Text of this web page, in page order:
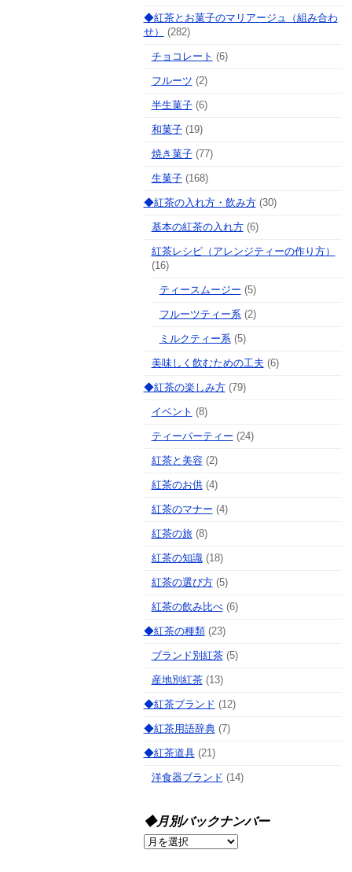
◆紅茶とお菓子のマリアージュ（組み合わ
せ）
(282)
チョコレート (6)
フルーツ (2)
半生菓子(6)
和菓子(19)
焼き菓子(77)
生菓子(168)
◆紅茶の入れ方・飲み方(30)
基本の紅茶の入れ方(6)
紅茶レシピ（アレンジティーの作り方）
(16)
ティースムージー (5)
フルーツティー系 (2)
ミルクティー系 (5)
美味しく飲むための工夫 (6)
◆紅茶の楽しみ方(79)
イベント (8)
ティーパーティー (24)
紅茶と美容(2)
紅茶のお供(4)
紅茶のマナー (4)
紅茶の旅(8)
紅茶の知識(18)
紅茶の選び方(5)
紅茶の飲み比べ(6)
◆紅茶の種類(23)
ブランド別紅茶(5)
産地別紅茶(13)
◆紅茶ブランド (12)
◆紅茶用語辞典(7)
◆紅茶道具(21)
洋食器ブランド (14)
◆月別バックナンバー
◆